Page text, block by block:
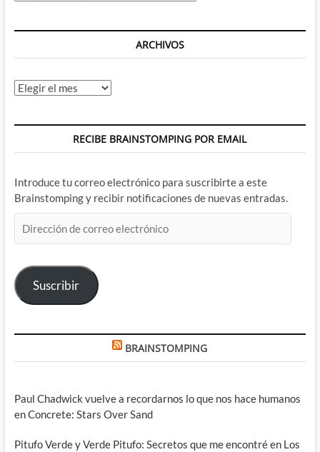
ARCHIVOS
Archivos
RECIBE BRAINSTOMPING POR EMAIL
Introduce tu correo electrónico para suscribirte a este
Brainstomping y recibir notificaciones de nuevas entradas.
de
electrónico
Suscribir
BRAINSTOMPING
Paul Chadwick vuelve a recordarnos lo que nos hace humanos
en Concrete: Stars Over Sand
Pitufo Verde y Verde Pitufo: Secretos que me encontré en Los